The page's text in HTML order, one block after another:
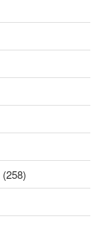
(258)